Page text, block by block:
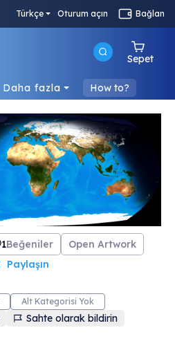
Türkçe Oturum açın Bağlan
Sepet
Daha fazla How to?
1Beğeniler
Open Artwork
Paylaşın
Alt Kategorisi Yok
Sahte olarak bildirin